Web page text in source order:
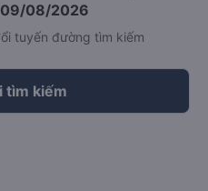
09/08/2026
tuyến đường tìm kiếm
tìm kiếm